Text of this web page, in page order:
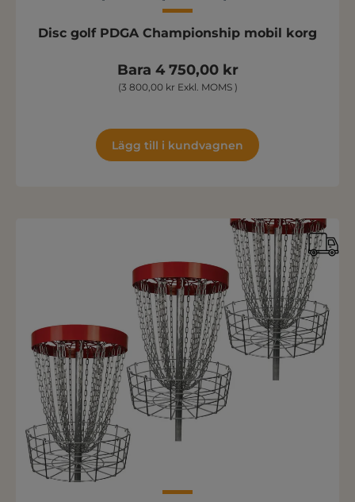
Disc golf PDGA Championship mobil korg
Bara 4 750,00 kr
(3 800,00 kr Exkl. MOMS )
Lägg till i kundvagnen